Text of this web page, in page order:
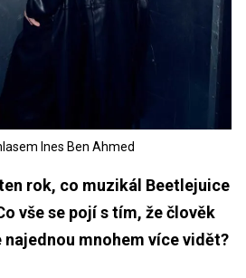
Ines Ben Ahmed
rok, co muzikál Beetlejuice
vše se pojí s tím, že člověk
mnohem více vidět?